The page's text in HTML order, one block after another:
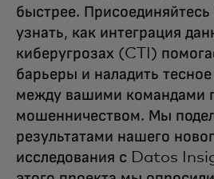
быстрее.
узнать, как интеграция
киберугрозах (CTI)
барьеры и наладить
между вашими командами
мошенничеством. Мы
результатами нашего
исследования с Datos